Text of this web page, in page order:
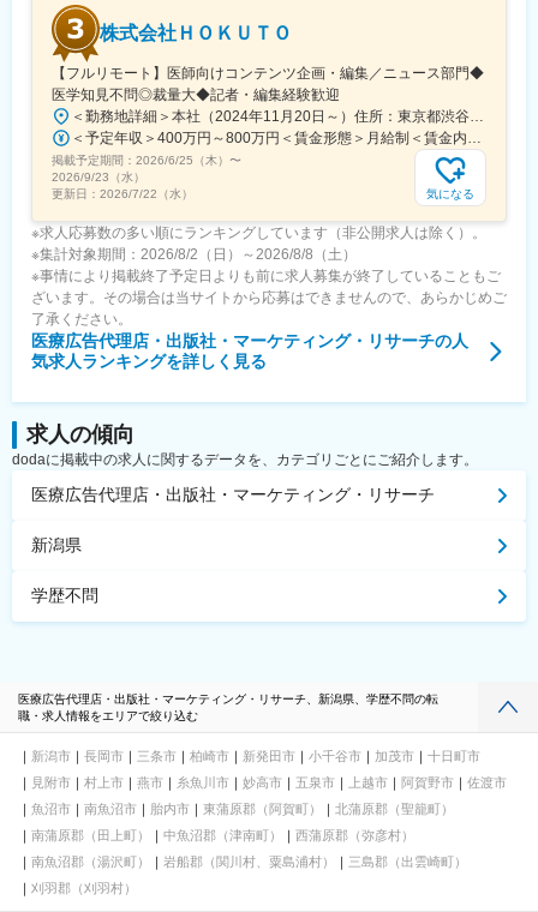
株式会社ＨＯＫＵＴＯ
【フルリモート】医師向けコンテンツ企画・編集／ニュース部門◆
医学知見不問◎裁量大◆記者・編集経験歓迎
＜勤務地詳細＞本社（2024年11月20日～）住所：東京都渋谷区渋谷一丁目12番2 クロスオフィス渋谷311受動喫煙対策：屋内全面禁煙変更の範囲：会社の定める事業所（リモートワーク含む）
＜予定年収＞400万円～800万円＜賃金形態＞月給制＜賃金内訳＞月額（基本給）：241,565円～483,130円固定残業手当/月：91,768円～183,536円（固定残業時間45時間0分/月）超過した時間外労働の残業手当は追加支給＜月給＞333,333円～666,666円（一律手当を含む）＜昇給有無＞有＜残業手当＞有＜給与補足＞※実績やご経験、スキルを考慮し、当社規定に基づいて決定します。賃金はあくまでも目安の金額であり、選考を通じて上下する可能性があります。月給(月額)は固定手当を含めた表記です。
掲載予定期間： 2026/6/25（木） 〜
2026/9/23（水）
更新日： 2026/7/22（水） 気になる
※求人応募数の多い順にランキングしています（非公開求人は除く）。
※集計対象期間：2026/8/2（日）～2026/8/8（土）
※事情により掲載終了予定日よりも前に求人募集が終了していることもご
ざいます。その場合は当サイトから応募はできませんので、あらかじめご
了承ください。
医療広告代理店・出版社・マーケティング・リサーチの人
気求人ランキングを詳しく見る
求人の傾向
dodaに掲載中の求人に関するデータを、カテゴリごとにご紹介します。
医療広告代理店・出版社・マーケティング・リサーチ
新潟県
学歴不問
医療広告代理店・出版社・マーケティング・リサーチ、新潟県、学歴不問の転
職・求人情報をエリアで絞り込む
新潟市 長岡市 三条市 柏崎市 新発田市 小千谷市 加茂市
十日町市
見附市
村上市 燕市 糸魚川市 妙高市 五泉市 上越市 阿賀野市
佐渡市
魚沼市
南魚沼市 胎内市 東蒲原郡（阿賀町）
北蒲原郡（聖籠町）
南蒲原郡（田上町）
中魚沼郡（津南町）
西蒲原郡（弥彦村）
南魚沼郡（湯沢町）
岩船郡（関川村、粟島浦村）
三島郡（出雲崎町）
刈羽郡（刈羽村）